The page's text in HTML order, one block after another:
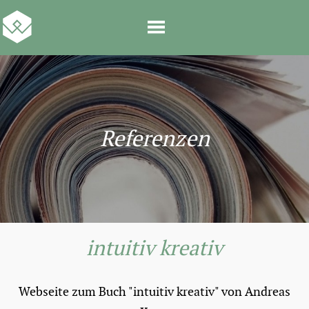
Referenzen
intuitiv kreativ
Webseite zum Buch "intuitiv kreativ" von Andreas